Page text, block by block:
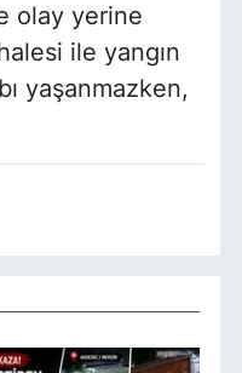
olay yerine
ile yangın
yaşanmazken,